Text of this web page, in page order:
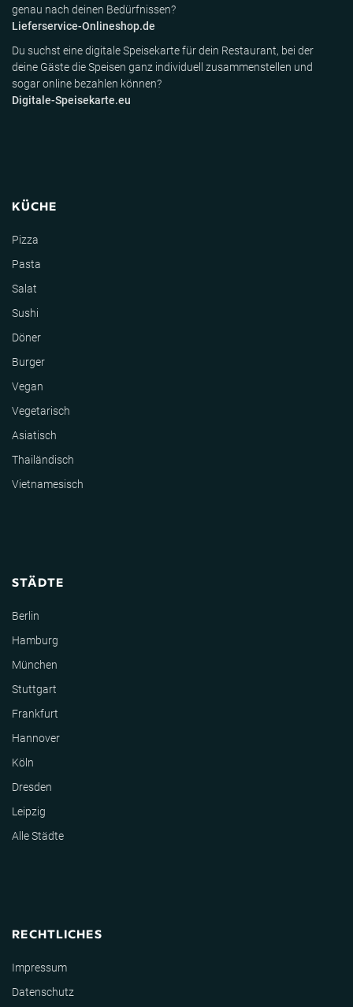
genau nach deinen Bedürfnissen?
Lieferservice-Onlineshop.de
Du suchst eine digitale Speisekarte für dein Restaurant, bei der
deine Gäste die Speisen ganz individuell zusammenstellen und
sogar online bezahlen können?
Digitale-Speisekarte.eu
KÜCHE
Pizza
Pasta
Salat
Sushi
Döner
Burger
Vegan
Vegetarisch
Asiatisch
Thailändisch
Vietnamesisch
STÄDTE
Berlin
Hamburg
München
Stuttgart
Frankfurt
Hannover
Köln
Dresden
Leipzig
Alle Städte
RECHTLICHES
Impressum
Datenschutz